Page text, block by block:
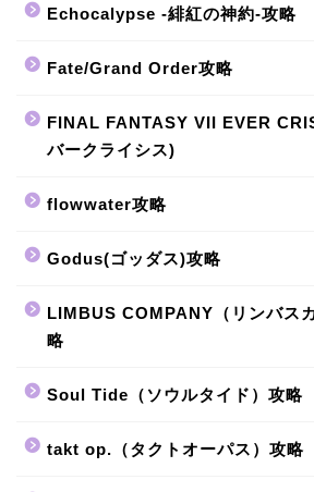
Echocalypse -緋紅の神約-攻略
Fate/Grand Order攻略
FINAL FANTASY VII EVER
バークライシス)
flowwater攻略
Godus(ゴッダス)攻略
LIMBUS COMPANY（リンバス
略
Soul Tide（ソウルタイド）攻略
takt op.（タクトオーパス）攻略